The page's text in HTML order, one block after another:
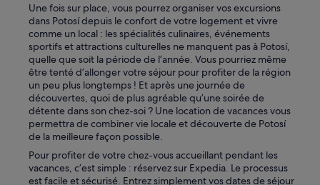
Une fois sur place, vous pourrez organiser vos excursions
dans Potosí depuis le confort de votre logement et vivre
comme un local : les spécialités culinaires, événements
sportifs et attractions culturelles ne manquent pas à Potosí,
quelle que soit la période de l’année. Vous pourriez même
être tenté d’allonger votre séjour pour profiter de la région
un peu plus longtemps ! Et après une journée de
découvertes, quoi de plus agréable qu’une soirée de
détente dans son chez-soi ? Une location de vacances vous
permettra de combiner vie locale et découverte de Potosí
de la meilleure façon possible.
Pour profiter de votre chez-vous accueillant pendant les
vacances, c’est simple : réservez sur Expedia. Le processus
est facile et sécurisé. Entrez simplement vos dates de séjour